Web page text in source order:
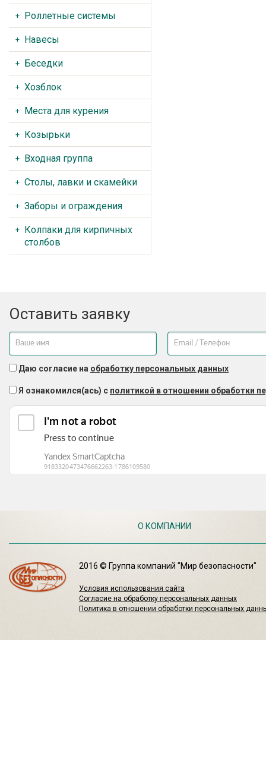
Роллетные системы
Навесы
Беседки
Хозблок
Места для курения
Козырьки
Входная группа
Столы, лавки и скамейки
Заборы и ограждения
Колпаки для кирпичных
столбов
Оставить заявку
Даю согласие на обработку персональных данных
Я ознакомился(ась) с политикой в отношении обработки
О КОМПАНИИ
2016 © Группа компаний "Мир безопасности"
Условия использования сайта
Согласие на обработку персональных данных
Политика в отношении обработки персональных